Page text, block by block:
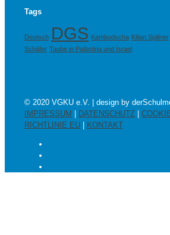
Tags
Deutsch DGS Kambodscha Kilian Spillner
Schäfer Taube in Palästina und Israel
© 2020 VGKU e.V. | design by
IMPRESSUM
DATENSCHUTZ
RICHTLINIE EU
KONTAKT